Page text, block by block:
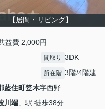
【居間・リビング】
益費 2,000円
間取り 3DK
所在階 3階/4階建
藍住町笠木字西野
川端 」駅 徒歩38分